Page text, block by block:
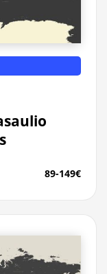
89-149€